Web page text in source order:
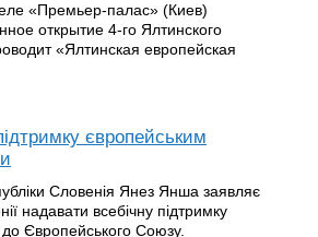
«Премьер-палас» (Киев)
открытие 4-го Ялтинского
«Ялтинская европейская
європейським
Словенія Янез Янша заявляє
надавати всебічну підтримку
до Європейського Союзу.